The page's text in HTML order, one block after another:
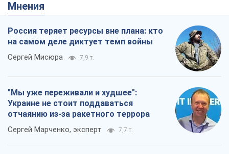
Мнения
Россия теряет ресурсы вне плана: кто
на самом деле диктует темп войны
Сергей Мисюра 7,9 т.
"Мы уже переживали и худшее":
Украине не стоит поддаваться
отчаянию из-за ракетного террора
Сергей Марченко, эксперт 7,7 т.